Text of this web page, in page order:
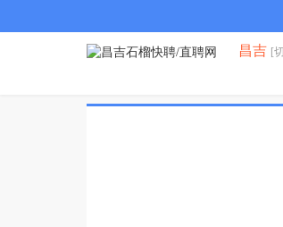
昌吉 [